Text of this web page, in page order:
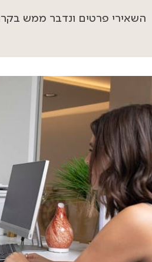
השאירי פרטים ונדבר ממש